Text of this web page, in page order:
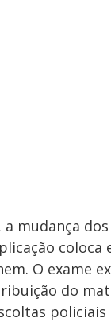
a mudança
coloca
O exame
do
policiais